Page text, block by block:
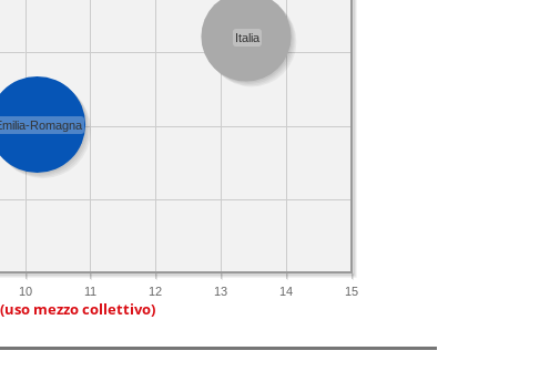
10 11 12 13 14 15
Romagna
Italia
mezzo collettivo)